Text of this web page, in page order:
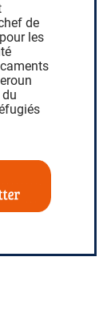
de
les